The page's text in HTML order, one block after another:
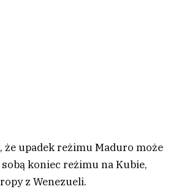
że upadek reżimu Maduro może
koniec reżimu na Kubie,
z Wenezueli.